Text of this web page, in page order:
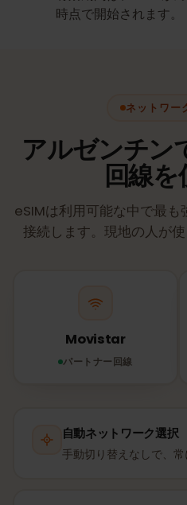
時点で開始されます。
ネットワー
アルゼンチン
回線を
eSIMは利用可能な中で最
接続します。現地の人が使
Movistar
パートナー回線
自動ネットワーク選択
手動切り替えなしで、常